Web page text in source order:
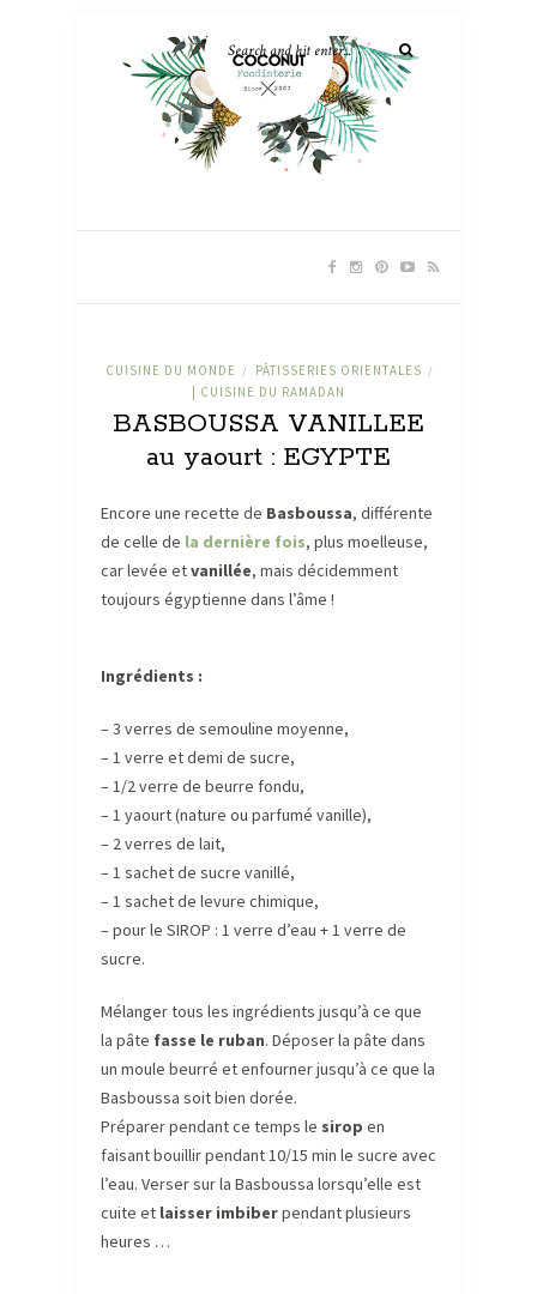
CUISINE DU MONDE / PÂTISSERIES ORIENTALES /
| CUISINE DU RAMADAN
BASBOUSSA VANILLEE
au yaourt : EGYPTE
Encore une recette de Basboussa, différente
de celle de la dernière fois, plus moelleuse,
car levée etvanillée, mais décidemment
toujours égyptienne dans l’âme !
Ingrédients :
– 3 verres de semouline moyenne,
– 1 verre et demi de sucre,
– 1/2 verre de beurre fondu,
– 1 yaourt (nature ou parfumé vanille),
– 2 verres de lait,
– 1 sachet de sucre vanillé,
– 1 sachet de levure chimique,
– pour le SIROP : 1 verre d’eau + 1 verre de
sucre.
Mélanger tous les ingrédients jusqu’à ce que
la pâte fasse le ruban. Déposer la pâte dans
un moule beurré et enfourner jusqu’à ce que la
Basboussa soit bien dorée.
Préparer pendant ce temps le sirop en
faisant bouillir pendant 10/15 min le sucre avec
l’eau. Verser sur la Basboussa lorsqu’elle est
cuite et laisser imbiberpendant plusieurs
heures …